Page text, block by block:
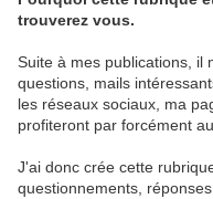
trouverez vous.
Suite à mes publications, il
questions, mails
les réseaux sociaux, ma
profiteront par forcément
J'ai donc crée cette
questionnements,